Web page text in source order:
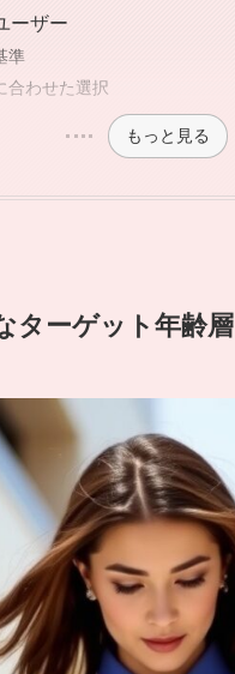
ーザー
準
合わせた選択
もっと見る
ターゲット年齢層